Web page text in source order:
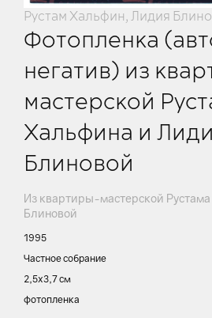
Рустам Хальфин, Лидия
Фотопленка
негатив) из
мастерской
Хальфина и
Блиновой
Из квартиры-мастерской
Блиновой
1995
Частное собрание
2,5х3,7 см
фотопленка